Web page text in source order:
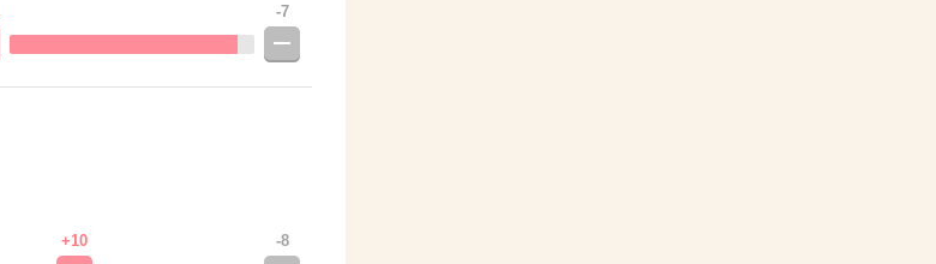
-7
+10 -8